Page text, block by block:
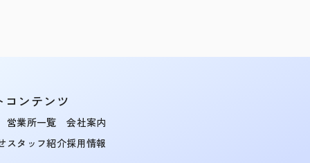
コンテンツ
営業所一覧
スタッフ紹介
会社案内
採用情報